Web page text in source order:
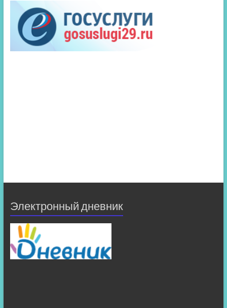
Электронный дневник